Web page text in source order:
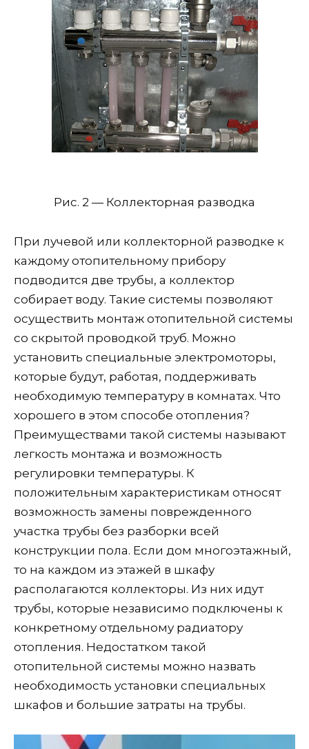
Рис. 2 — Коллекторная разводка
При лучевой или коллекторной разводке к
каждому отопительному прибору
подводится две трубы, а коллектор
собирает воду. Такие системы позволяют
осуществить монтаж отопительной системы
со скрытой проводкой труб. Можно
установить специальные электромоторы,
которые будут, работая, поддерживать
необходимую температуру в комнатах. Что
хорошего в этом способе отопления?
Преимуществами такой системы называют
легкость монтажа и возможность
регулировки температуры. К
положительным характеристикам относят
возможность замены поврежденного
участка трубы без разборки всей
конструкции пола. Если дом многоэтажный,
то на каждом из этажей в шкафу
располагаются коллекторы. Из них идут
трубы, которые независимо подключены к
конкретному отдельному радиатору
отопления. Недостатком такой
отопительной системы можно назвать
необходимость установки специальных
шкафов и большие затраты на трубы.